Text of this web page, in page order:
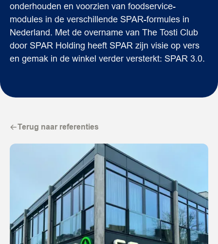
onderhouden en voorzien van foodservice-
modules in de verschillende SPAR-formules in
Nederland. Met de overname van The Tosti Club
door SPAR Holding heeft SPAR zijn visie op vers
en gemak in de winkel verder versterkt: SPAR 3.0.
Terug naar referenties